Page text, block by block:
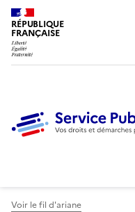
RÉPUBLIQUE
FRANÇAISE
Voir le fil d'ariane